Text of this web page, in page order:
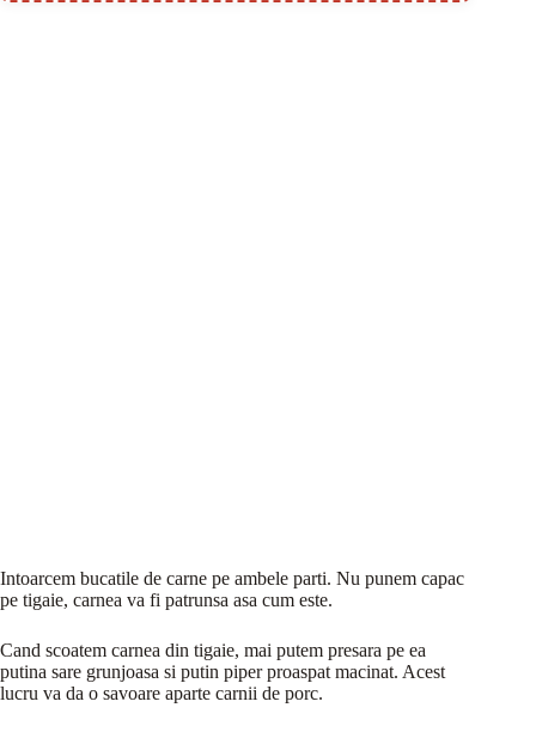
Intoarcem bucatile de carne pe ambele parti. Nu punem capac
pe tigaie, carnea va fi patrunsa asa cum este.
Cand scoatem carnea din tigaie, mai putem presara pe ea
putina sare grunjoasa si putin piper proaspat macinat. Acest
lucru va da o savoare aparte carnii de porc.